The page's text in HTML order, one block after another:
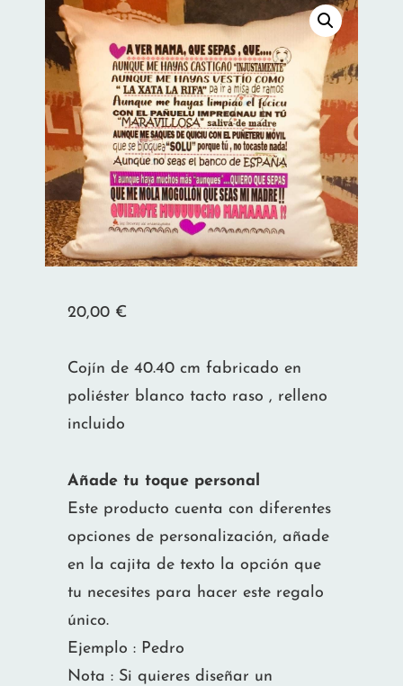
20,00 €
Cojín de 40.40 cm fabricado en
poliéster blanco tacto raso , relleno
incluido
Añade tu toque personal
Este producto cuenta con diferentes
opciones de personalización, añade
en la cajita de texto la opción que
tu necesites para hacer este regalo
único.
Ejemplo : Pedro
Nota : Si quieres diseñar un